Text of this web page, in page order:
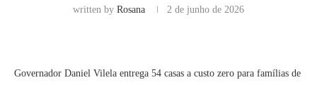
written by Rosana 2 de junho de 2026
Governador Daniel Vilela entrega 54 casas a custo zero para famílias de